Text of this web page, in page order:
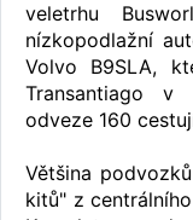
veletrhu
nízkopodlažní
Volvo B9SLA,
Transantiago v
odveze 160
Většina
kitů" z